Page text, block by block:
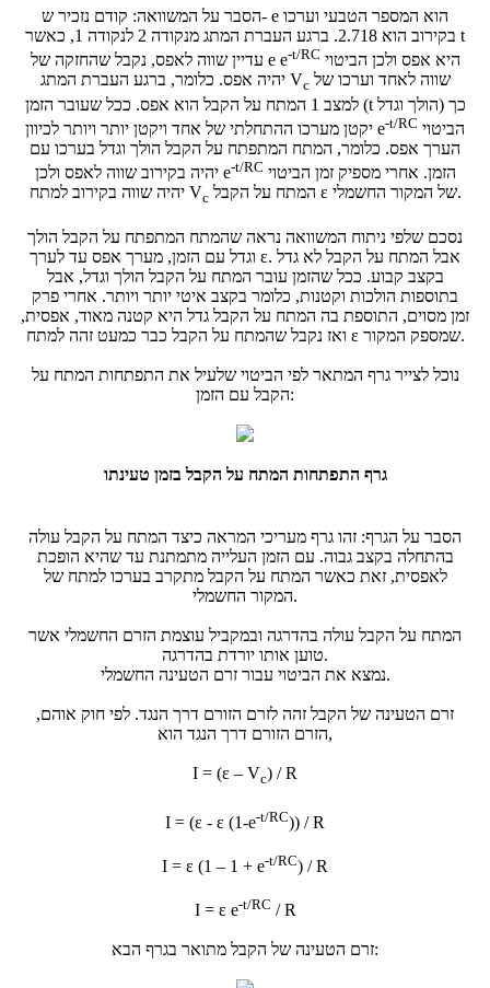
הסבר על המשוואה: קודם נזכיר ש- e הוא המספר הטבעי וערכו
בקירוב הוא 2.718. ברגע העברת המתג מנקודה 2 לנקודה 1, כאשר t
עדיין שווה לאפס, נקבל שהחזקה של e היא אפס ולכן הביטוי
e-t/RC
שווה לאחד וערכו של Vc
יהיה אפס. כלומר, ברגע העברת המתג
למצב 1 המתח על הקבל הוא אפס. ככל שעובר הזמן (t הולך וגדל) כך
הביטוי
e-t/RC
יקטן מערכו ההתחלתי של אחד ויקטן יותר ויותר לכיוון
הערך אפס. כלומר, המתח המתפתח על הקבל הולך וגדל בערכו עם
הזמן. אחרי מספיק זמן הביטוי
e-t/RC
יהיה בקירוב שווה לאפס ולכן
המתח על הקבל Vc יהיה שווה בקירוב למתח ε של המקור החשמלי.
נסכם שלפי ניתוח המשוואה נראה שהמתח המתפתח על הקבל הולך
וגדל עם הזמן, מערך אפס עד לערך ε. אבל המתח על הקבל לא גדל
בקצב קבוע. ככל שהזמן עובר המתח על הקבל הולך וגדל, אבל
בתוספות הולכות וקטנות, כלומר בקצב איטי יותר ויותר. אחרי פרק
זמן מסוים, התוספת בה המתח על הקבל גדל היא קטנה מאוד, אפסית,
ואז נקבל שהמתח על הקבל כבר כמעט זהה למתח ε שמספק המקור.
נוכל לצייר גרף המתאר לפי הביטוי שלעיל את התפתחות המתח על
הקבל עם הזמן:
גרף התפתחות המתח על הקבל בזמן טעינתו
הסבר על הגרף: זהו גרף מעריכי המראה כיצד המתח על הקבל עולה
בהתחלה בקצב גבוה. עם הזמן העלייה מתמתנת עד שהיא הופכת
לאפסית, זאת כאשר המתח על הקבל מתקרב בערכו למתח של
המקור החשמלי.
המתח על הקבל עולה בהדרגה ובמקביל עוצמת הזרם החשמלי אשר
טוען אותו יורדת בהדרגה.
נמצא את הביטוי עבור זרם הטעינה החשמלי.
זרם הטעינה של הקבל זהה לזרם הזורם דרך הנגד. לפי חוק אוהם,
הזרם הזורם דרך הנגד הוא,
I = (ε – Vc) / R
I = (ε - ε (1-e-t/RC)) / R
I = ε (1 – 1 + e-t/RC) / R
I = ε e-t/RC / R
זרם הטעינה של הקבל מתואר בגרף הבא: